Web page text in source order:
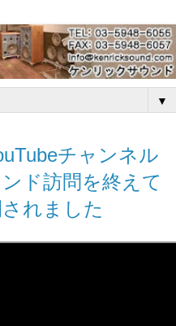
▼
チャンネル
ド訪問を終えて
れました